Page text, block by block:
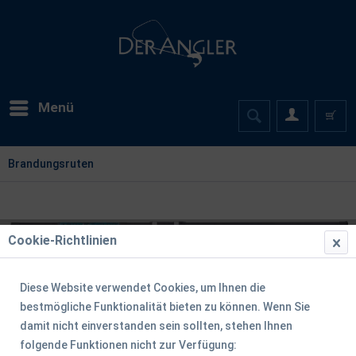
Menü
Brandungsruten
Cookie-Richtlinien
Diese Website verwendet Cookies, um Ihnen die
bestmögliche Funktionalität bieten zu können. Wenn Sie
damit nicht einverstanden sein sollten, stehen Ihnen
folgende Funktionen nicht zur Verfügung: